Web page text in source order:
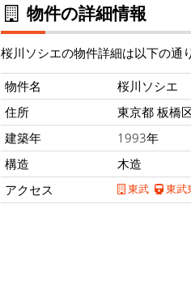
物件の詳細情報
桜川ソシエの物件詳細は以下の通
物件名
桜川ソシエ
住所
東京都 板橋
建築年
1993年
構造
木造
アクセス
東武 東武